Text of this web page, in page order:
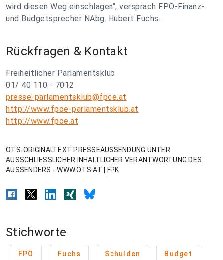
wird diesen Weg einschlagen“, versprach FPÖ-Finanz-
und Budgetsprecher NAbg. Hubert Fuchs.
Rückfragen & Kontakt
Freiheitlicher Parlamentsklub
01/ 40 110 - 7012
presse-parlamentsklub@fpoe.at
http://www.fpoe-parlamentsklub.at
http://www.fpoe.at
OTS-ORIGINALTEXT PRESSEAUSSENDUNG UNTER
AUSSCHLIESSLICHER INHALTLICHER VERANTWORTUNG DES
AUSSENDERS - WWW.OTS.AT | FPK
Stichworte
FPÖ Fuchs Schulden Budget